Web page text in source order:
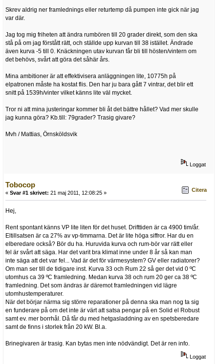
Skrev aldrig ner framlednings eller returtemp då pumpen inte gick när jag
var där.
Jag tog mig friheten att ändra rumbören till 20 grader direkt, som den ska
stå på om jag förstått rätt, och ställde upp kurvan till 38 istället. Ändrade
även kurva -5 till 0. Knäckningen utav kurvan får bli till hösten/vintern om
det behövs, svårt att göra det såhär års.
Mina ambitioner är att effektivisera anläggningen lite, 10775h på
elpatronen måste ha kostat flis. Den har ju bara gått 7 vintrar, det blir ett
snitt på 1539h/vinter vilket känns lite väl mycket.
Tror ni att mina justeringar kommer bli åt det bättre hållet? Vad mer skulle
jag kunna göra? Kb.till: 79grader? Trasig givare?
Mvh / Mattias, Örnsköldsvik
Loggat
Tobocop
« Svar #1 skrivet: 21 maj 2011, 12:08:25 » Citera
Hej,
Rent spontant känns VP lite liten för det huset. Drifttiden är ca 4900 tim/år.
Eltillsatsen är ca 27% av vp-timmarna. Det är lite höga siffror. Har du en
elberedare också? Bör du ha. Huruvida kurva och rum-bör var rätt eller
fel är svårt att säga. Har det varit bra klimat inne under 8 år så kan man
inte säga att det var fel... Vad är det för värmesystem? GV eller radiatorer?
Om man ser till de tidigare inst. Kurva 33 och Rum 22 så ger det vid 0 ºC
utomhus ca 39 ºC framledning. Medan kurva 38 och rum 20 ger ca 38 ºC
framledning. Det som ändras är däremot framledningen vid lägre
utomhustemperaturer.
När det börjar närma sig större reparationer på denna ska man nog ta sig
en funderare på om det inte är värt att satsa pengar på en Solid el Robust
samt ev. mer borrhål. Då får du med hetgasladdning av en spetsberedare
samt de finns i storlek från 20 kW. Bl.a.
Brinegivaren är trasig. Kan bytas men inte nödvändigt. Det är ren info.
Loggat